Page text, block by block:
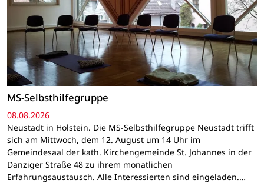
MS-Selbsthilfegruppe
08.08.2026
Neustadt in Holstein. Die MS-Selbsthilfegruppe Neustadt trifft
sich am Mittwoch, dem 12. August um 14 Uhr im
Gemeindesaal der kath. Kirchengemeinde St. Johannes in der
Danziger Straße 48 zu ihrem monatlichen
Erfahrungsaustausch. Alle Interessierten sind eingeladen.…